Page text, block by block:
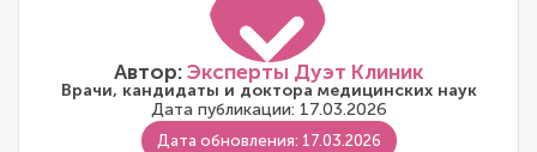
Автор:Эксперты Дуэт Клиник
Врачи, кандидаты и доктора медицинских наук
Дата публикации: 17.03.2026
Дата обновления: 17.03.2026